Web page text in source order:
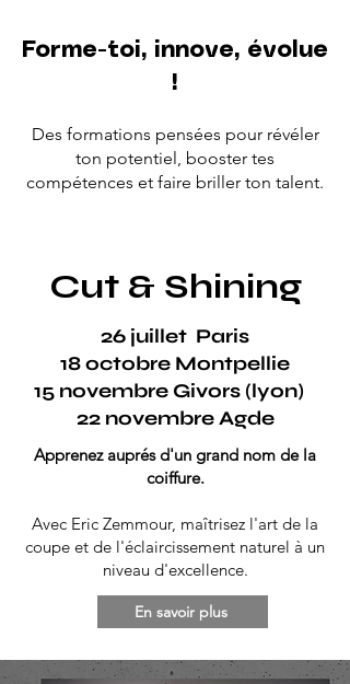
Forme-toi, innove, évolue
!
Des formations pensées pour révéler
ton potentiel, booster tes
compétences et faire briller ton talent.
Cut & Shining
26 juillet Paris
18 octobre Montpellie
15 novembre Givors (lyon)
22 novembre Agde
Apprenez auprés d'un grand nom de la
coiffure.
Avec Eric Zemmour, maîtrisez l'art de la
coupe et de l'éclaircissement naturel à un
niveau d'excellence.
En savoir plus